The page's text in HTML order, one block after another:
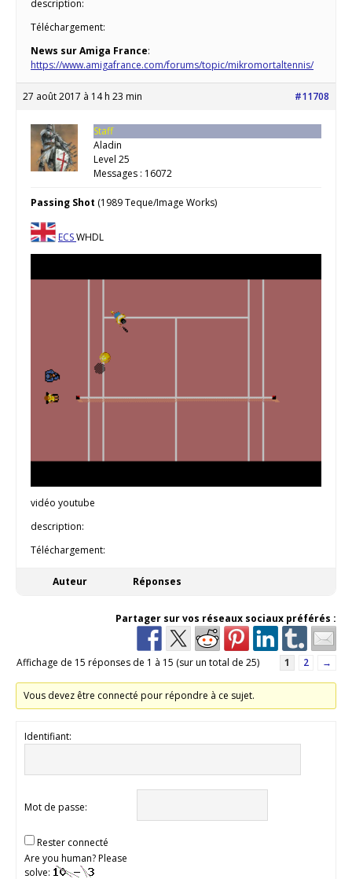
description:
Téléchargement:
News sur Amiga France:
https://www.amigafrance.com/forums/topic/mikromortaltennis/
27 août 2017 à 14 h 23 min #11708
Staff
Aladin
Level 25
Messages : 16072
Passing Shot (1989 Teque/Image Works)
ECSWHDL
vidéo youtube
description:
Téléchargement:
Auteur Réponses
Partager sur vos réseaux sociaux préférés :
Affichage de 15 réponses de 1 à 15 (sur un total de 25) 1 2 →
Vous devez être connecté pour répondre à ce sujet.
Identifiant:
Mot de passe:
Rester connecté
Are you human? Please
solve: